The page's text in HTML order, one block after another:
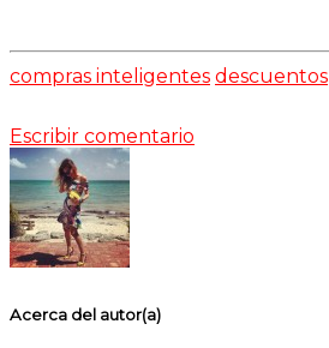
compras inteligentes descuentos
Escribir comentario
Acerca del autor(a)